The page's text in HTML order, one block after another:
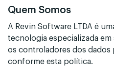
Quem Somos
A Revin Software LTDA é
tecnologia especializada
os controladores dos dados
conforme esta política.